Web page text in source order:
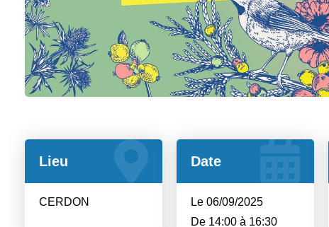
Lieu
CERDON
Date
Le 06/09/2025
De 14:00 à 16:30